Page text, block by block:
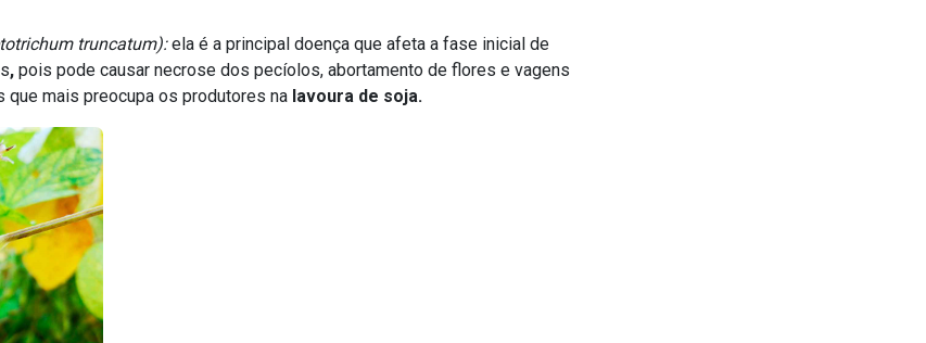
truncatum):ela é a principal doença que afeta a fase inicial de
, pois pode causar necrose dos pecíolos, abortamento de flores e vagens
que mais preocupa os produtores na lavoura de soja.